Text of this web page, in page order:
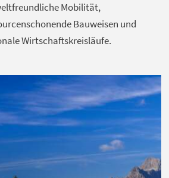
Mobilität,
Bauweisen und
Wirtschaftskreisläufe.